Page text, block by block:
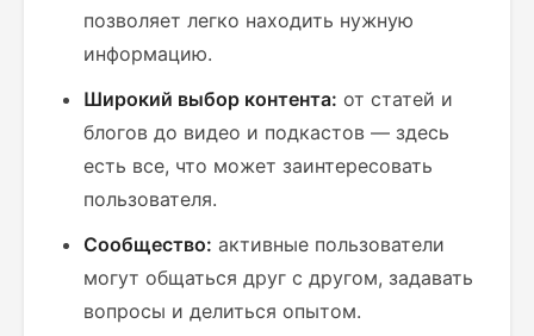
позволяет легко находить нужную
информацию.
Широкий выбор контента: от статей и
блогов до видео и подкастов — здесь
есть все, что может заинтересовать
пользователя.
Сообщество: активные пользователи
могут общаться друг с другом, задавать
вопросы и делиться опытом.